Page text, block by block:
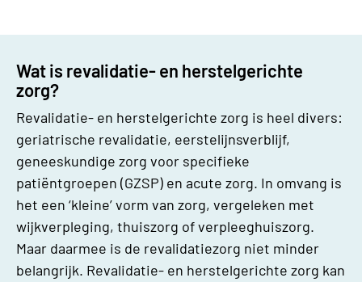
Wat is revalidatie- en herstelgerichte
zorg?
Revalidatie- en herstelgerichte zorg is heel divers:
geriatrische revalidatie, eerstelijnsverblijf,
geneeskundige zorg voor specifieke
patiëntgroepen (GZSP) en acute zorg. In omvang is
het een ‘kleine’ vorm van zorg, vergeleken met
wijkverpleging, thuiszorg of verpleeghuiszorg.
Maar daarmee is de revalidatiezorg niet minder
belangrijk. Revalidatie- en herstelgerichte zorg kan